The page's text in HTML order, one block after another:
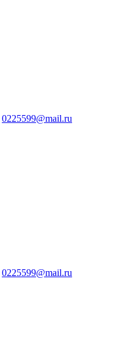
0225599@mail.ru
0225599@mail.ru